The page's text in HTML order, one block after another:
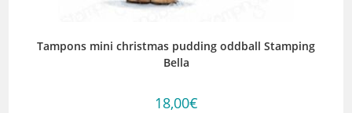
Tampons mini christmas pudding oddball Stamping
Bella
18,00€